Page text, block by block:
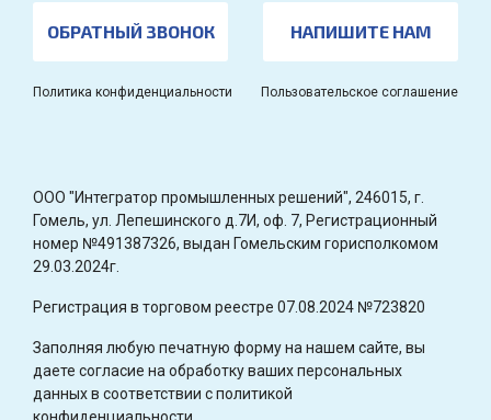
ОБРАТНЫЙ ЗВОНОК НАПИШИТЕ НАМ
Политика конфиденциальности Пользовательское соглашение
OOO "Интегратор промышленных решений", 246015, г.
Гомель, ул. Лепешинского д.7И, оф. 7, Регистрационный
номер №491387326, выдан Гомельским горисполкомом
29.03.2024г.
Регистрация в торговом реестре 07.08.2024 №723820
Заполняя любую печатную форму на нашем сайте, вы
даете согласие на обработку ваших персональных
данных в соответствии с политикой
конфиденциальности.